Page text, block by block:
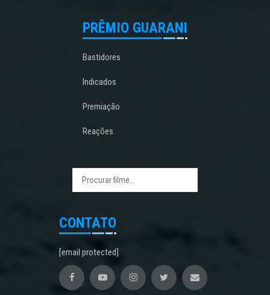
PRÊMIO GUARANI
Bastidores
Indicados
Premiação
Reações
CONTATO
[email protected]